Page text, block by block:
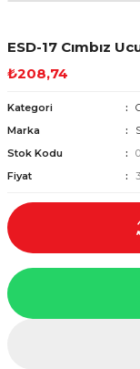
ESD-17 Cımbız
₺208,74
Kategori
Marka
Stok Kodu
Fiyat